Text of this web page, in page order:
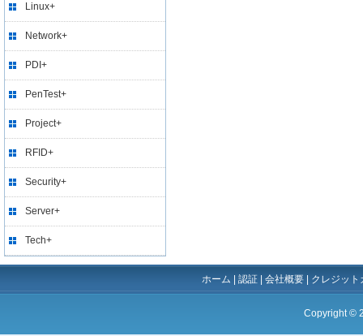
Linux+
Network+
PDI+
PenTest+
Project+
RFID+
Security+
Server+
Tech+
ホーム 認証 会社概要 クレジッ
Copyright ©